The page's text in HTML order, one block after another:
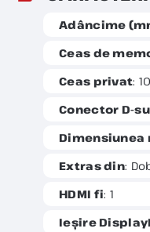
Adâncime
Ceas de
Ceas privat:
Conector D-
Dimensiunea
Extras din:
HDMI fi: 1
Ieșire